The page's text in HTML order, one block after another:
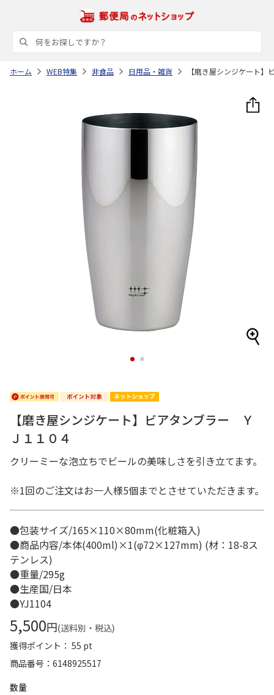
ホーム WEB特集 非食品 日用品・雑貨 【磨き屋シンジケート
1 2
【磨き屋シンジケート】ビアタンブラー Ｙ
Ｊ１１０４
クリーミーな泡立ちでビールの美味しさを引き立てます。
※1回のご注文はお一人様5個までとさせていただきます。
●包装サイズ/165×110×80mm(化粧箱入)
●商品内容/本体(400ml)×1(φ72×127mm) (材：18-8ス
テンレス)
●重量/295g
●生産国/日本
●YJ1104
5,500円(送料別・税込)
獲得ポイント： 55 pt
商品番号
6148925517
数量